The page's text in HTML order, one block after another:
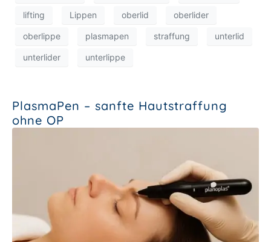
lifting Lippen oberlid oberlider
oberlippe plasmapen straffung unterlid
unterlider unterlippe
PlasmaPen – sanfte Hautstraffung
ohne OP